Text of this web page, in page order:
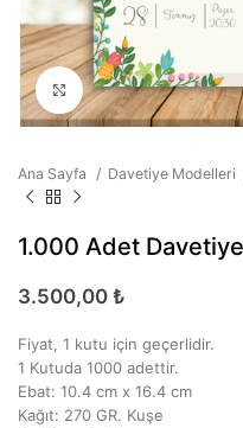
Büyütmek için tıklayın
Ana Sayfa Davetiye Modelleri
1.000 Adet
3.500,00 ₺
Fiyat, 1 kutu için geçerlidir.
1 Kutuda 1000 adettir.
Ebat: 10.4 cm x 16.4 cm
Kağıt: 270 GR. Kuşe